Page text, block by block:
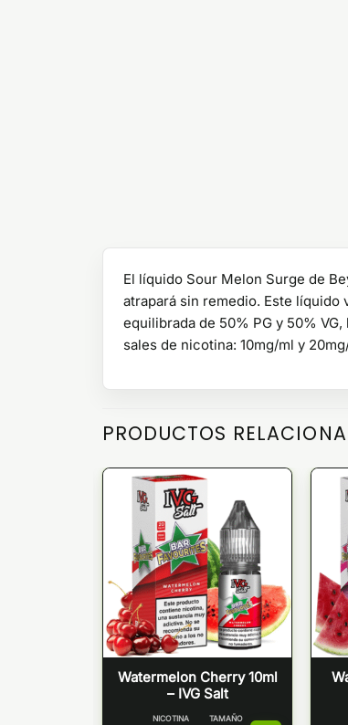
El líquido Sour Melon Surge de
atrapará sin remedio. Este líquido
equilibrada de 50% PG y 50%
sales de nicotina: 10mg/ml y
PRODUCTOS
Watermelon Cherry 10ml
– IVG Salt
NICOTINA TAMAÑO